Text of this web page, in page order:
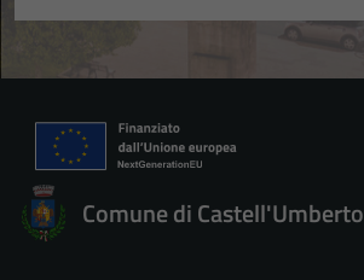
Comune di Castell'Umberto